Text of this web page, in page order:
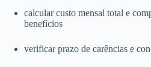
calcular custo mensal total e
benefícios
verificar prazo de carências e